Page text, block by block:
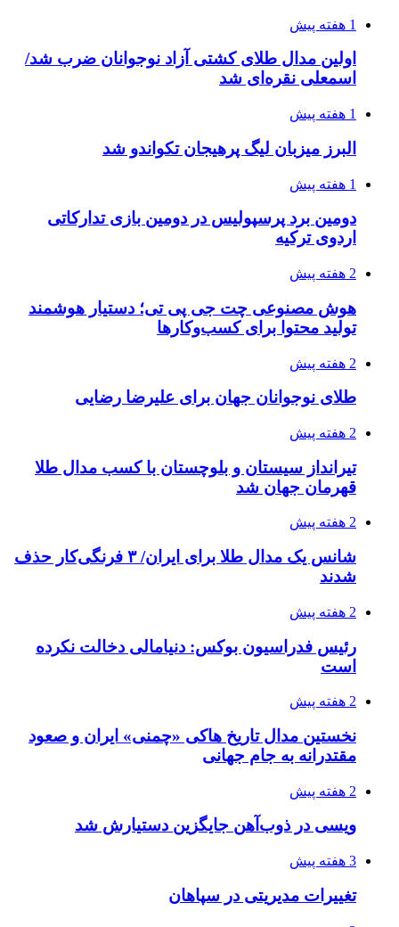
1 هفته پیش
اولین مدال طلای کشتی آزاد نوجوانان ضرب شد/
اسمعلی نقره‌ای شد
1 هفته پیش
البرز میزبان لیگ پرهیجان تکواندو شد
1 هفته پیش
دومین برد پرسپولیس در دومین بازی تدارکاتی
اردوی ترکیه
2 هفته پیش
هوش مصنوعی چت جی پی تی؛ دستیار هوشمند
تولید محتوا برای کسب‌وکارها
2 هفته پیش
طلای نوجوانان جهان برای علیرضا رضایی
2 هفته پیش
تیرانداز سیستان و بلوچستان با کسب مدال طلا
قهرمان جهان شد
2 هفته پیش
شانس یک مدال طلا برای ایران/ ۳ فرنگی‌کار حذف
شدند
2 هفته پیش
رئیس فدراسیون بوکس: دنیامالی دخالت نکرده
است
2 هفته پیش
نخستین مدال تاریخ هاکی «چمنی» ایران و صعود
مقتدرانه به جام جهانی
2 هفته پیش
ویسی در ذوب‌آهن جایگزین دستیارش شد
3 هفته پیش
تغییرات مدیریتی در سپاهان